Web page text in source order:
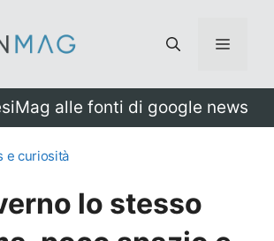
Menu
alle fonti di google news
e curiosità
lo stesso